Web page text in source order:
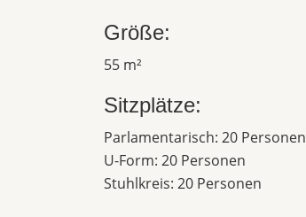
Größe:
55 m²
Sitzplätze:
Parlamentarisch: 20 Personen
U-Form: 20 Personen
Stuhlkreis: 20 Personen